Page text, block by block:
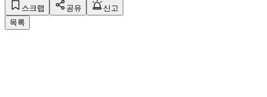
스크랩 공유
신고
목록